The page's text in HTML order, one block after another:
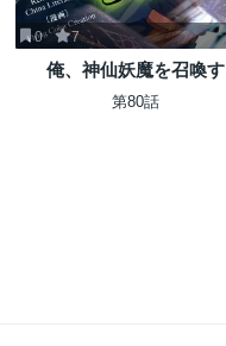
0 7
俺、神仙妖魔を召喚す
第80話